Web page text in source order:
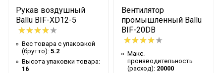
Материал лопастей
Металл
Цвет корпуса
Желтый
Тип конструкции
вентилятора
Осевой
Ширина упаковки товара
33.5
Рукав воздушный
Ballu BIF-XD12-5
Вес товара с упаковкой
(брутто): 5.2
Высота упаковки товара:
16
Вентилятор
промышленный Ballu
BIF-20DB
Макс.
производительность
(расход): 20000